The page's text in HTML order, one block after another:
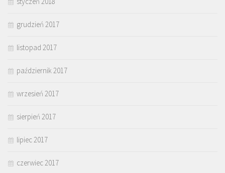
grudzień 2017
listopad 2017
październik 2017
wrzesień 2017
sierpień 2017
lipiec 2017
czerwiec 2017